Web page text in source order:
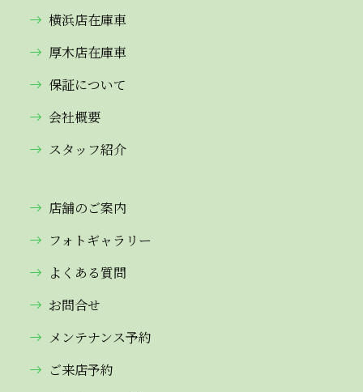
横浜店在庫車
厚木店在庫車
保証について
会社概要
スタッフ紹介
店舗のご案内
フォトギャラリー
よくある質問
お問合せ
メンテナンス予約
ご来店予約